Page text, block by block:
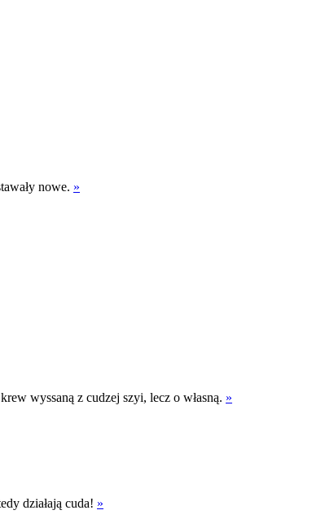
nowe. »
wyssaną z cudzej szyi, lecz o własną. »
działają cuda! »